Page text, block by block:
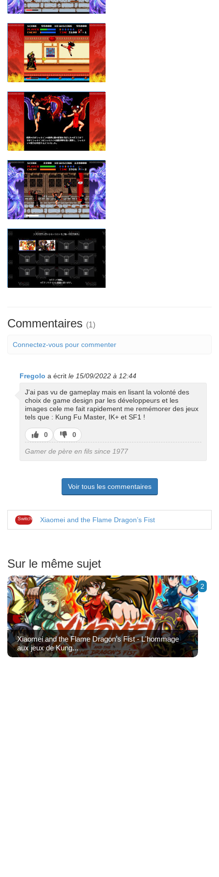
Commentaires (1)
Connectez-vous pour commenter
Fregolo a écrit le 15/09/2022 à 12:44
J'ai pas vu de gameplay mais en lisant la volonté des
choix de game design par les développeurs et les
images cele me fait rapidement me remémorer des jeux
tels que : Kung Fu Master, IK+ et SF1 !
J’aime
0
J’aime
pas
0
Gamer de père en fils since 1977
Voir tous les commentaires
Switch Xiaomei and the Flame Dragon’s Fist
Sur le même sujet
2
Xiaomei and the Flame Dragon’s Fist - L'hommage
aux jeux de Kung...